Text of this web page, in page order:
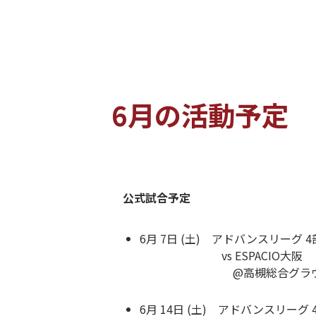
6月の活動予定
公式試合予定
6月 7日 (土) アドバンスリーグ 4
vs ESPACIO大阪
@高槻総合グラウ
6月 14日 (土) アドバンスリーグ